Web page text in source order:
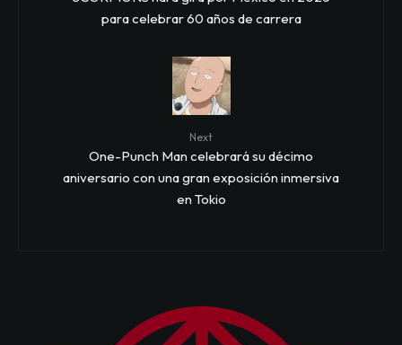
para celebrar 60 años de carrera
Next
One-Punch Man celebrará su décimo
aniversario con una gran exposición inmersiva
en Tokio